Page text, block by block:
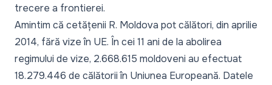
trecere a frontierei.
Amintim că cetățenii R. Moldova pot călători, din aprilie
2014, fără vize în UE. În cei 11 ani de la abolirea
regimului de vize, 2.668.615 moldoveni au efectuat
18.279.446 de călătorii în Uniunea Europeană. Datele